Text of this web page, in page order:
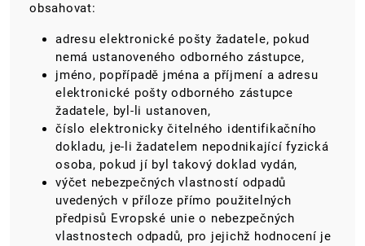
obsahovat:
adresu elektronické pošty žadatele, pokud
nemá ustanoveného odborného zástupce,
jméno, popřípadě jména a příjmení a adresu
elektronické pošty odborného zástupce
žadatele, byl-li ustanoven,
číslo elektronicky čitelného identifikačního
dokladu, je-li žadatelem nepodnikající fyzická
osoba, pokud jí byl takový doklad vydán,
výčet nebezpečných vlastností odpadů
uvedených v příloze přímo použitelných
předpisů Evropské unie o nebezpečných
vlastnostech odpadů, pro jejichž hodnocení je